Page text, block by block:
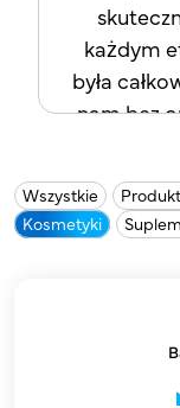
każdym
była
nam bez
żadnych
Wszystkie
Kosmetyki